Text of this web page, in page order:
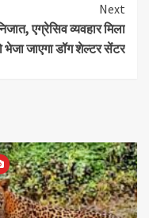
Next
एग्रेसिव व्यवहार मिला
भेजा जाएगा डॉग शेल्टर सेंटर